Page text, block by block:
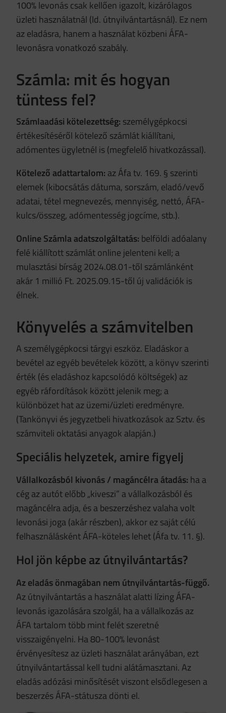
100% levonás csak kellően igazolt, kizárólagos
üzleti használatnál (ld. útnyilvántartásnál). Ez nem
az eladásra, hanem a használat közbeni ÁFA-
levonásra vonatkozó szabály.
Számla: mit és hogyan
tüntess fel?
Számlaadási kötelezettség: személygépkocsi
értékesítéséről kötelező számlát kiállítani,
adómentes ügyletnél is (megfelelő hivatkozással).
Kötelező adattartalom: az Áfa tv. 169. § szerinti
elemek (kibocsátás dátuma, sorszám, eladó/vevő
adatai, tétel megnevezés, mennyiség, nettó, ÁFA-
kulcs/összeg, adómentesség jogcíme, stb.).
Online Számla adatszolgáltatás: belföldi adóalany
felé kiállított számlát online jelenteni kell; a
mulasztási bírság 2024.08.01-től számlánként
akár 1 millió Ft. 2025.09.15-től új validációk is
élnek.
Könyvelés a számvitelben
A személygépkocsi tárgyi eszköz. Eladáskor a
bevétel az egyéb bevételek között, a könyv szerinti
érték (és eladáshoz kapcsolódó költségek) az
egyéb ráfordítások között jelenik meg; a
különbözet hat az üzemi/üzleti eredményre.
(Tankönyvi és jegyzetbeli hivatkozások az Sztv. és
számviteli oktatási anyagok alapján.)
Speciális helyzetek, amire figyelj
Vállalkozásból kivonás / magáncélra átadás: ha a
cég az autót előbb „kiveszi” a vállalkozásból és
magáncélra adja, és a beszerzéshez valaha volt
levonási joga (akár részben), akkor ez saját célú
felhasználásként ÁFA-köteles lehet (Áfa tv. 11. §).
Hol jön képbe az útnyilvántartás?
Az eladás önmagában nem útnyilvántartás-függő.
Az útnyilvántartás a használat alatti lízing ÁFA-
levonás igazolására szolgál, ha a vállalkozás az
ÁFA tartalom több mint felét szeretné
visszaigényelni. Ha 80-100% levonást
érvényesítesz az üzleti használat arányában, ezt
útnyilvántartással kell tudni alátámasztani. Az
eladás adózási minősítését viszont elsődlegesen a
beszerzés ÁFA-státusza dönti el.